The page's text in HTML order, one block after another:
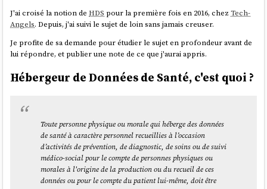
J'ai croisé la notion deHDS pour la première fois en 2016, chezTech-
Angels. Depuis, j'ai suivi le sujet de loin sans jamais creuser.
Je profite de sa demande pour étudier le sujet en profondeur avant de
lui répondre, et publier une note de ce que j'aurai appris.
Hébergeur de Données de Santé, c'est quoi ?
Toute personne physique ou morale qui héberge des données
de santé à caractère personnel recueillies à l’occasion
d’activités de prévention, de diagnostic, de soins ou de suivi
médico-social pour le compte de personnes physiques ou
morales à l'origine de la production ou du recueil de ces
données ou pour le compte du patient lui-même, doit être